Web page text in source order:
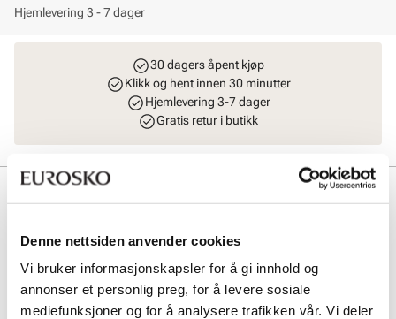
Denne nettsiden anvender cookies
Vi bruker informasjonskapsler for å gi innhold og
annonser et personlig preg, for å levere sosiale
mediefunksjoner og for å analysere trafikken vår. Vi deler
Hjemlevering 3 - 7 dager
30 dagers åpent kjøp
Klikk og hent innen 30 minutter
Hjemlevering 3-7 dager
Gratis retur i butikk
Beskrivelse
å slenge over seg og leveres i en liten pose som gjør den lett å få med
seg! Den praktiske regnponchoen med refleksprinten 'Stockholm
Design Group' – perfekt for beskyttelse mot regn og synlighet i
mørket.